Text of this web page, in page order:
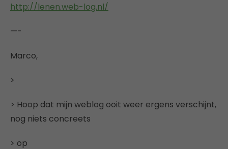
http://lenen.web-log.nl/
—-
Marco,
>
> Hoop dat mijn weblog ooit weer ergens verschijnt,
nog niets concreets
> op